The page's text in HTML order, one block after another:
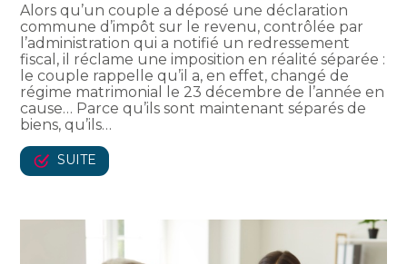
Alors qu’un couple a déposé une déclaration
commune d’impôt sur le revenu, contrôlée par
l’administration qui a notifié un redressement
fiscal, il réclame une imposition en réalité séparée :
le couple rappelle qu’il a, en effet, changé de
régime matrimonial le 23 décembre de l’année en
cause… Parce qu’ils sont maintenant séparés de
biens, qu’ils…
SUITE